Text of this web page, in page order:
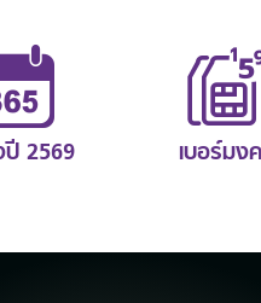
2569 เบอร์มง